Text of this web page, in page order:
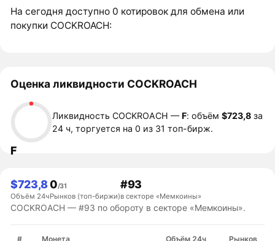
На сегодня доступно 0 котировок для обмена или
покупки COCKROACH:
Оценка ликвидности COCKROACH
F
Ликвидность COCKROACH —F: объём$723,8 за
24 ч, торгуется на 0 из 31 топ-бирж.
$723,8
Объём 24ч
0/31
Рынков (топ-биржи)
#93
в секторе «Мемкоины»
COCKROACH — #93 по обороту в секторе «Мемкоины».
# Монета Объём 24ч Рынков